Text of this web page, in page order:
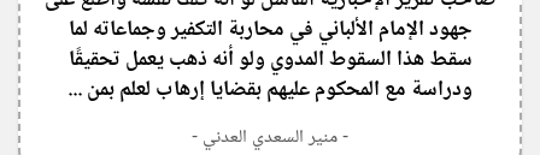
جهود الإمام الألباني في محاربة التكفير وجماعاته لما
سقط هذا السقوط المدوي ولو أنه ذهب يعمل تحقيقًا
ودراسة مع المحكوم عليهم بقضايا إرهاب لعلم بمن ...
- منير السعدي العدني -